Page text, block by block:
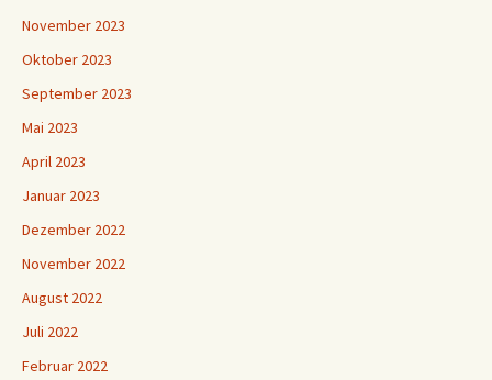
November 2023
Oktober 2023
September 2023
Mai 2023
April 2023
Januar 2023
Dezember 2022
November 2022
August 2022
Juli 2022
Februar 2022